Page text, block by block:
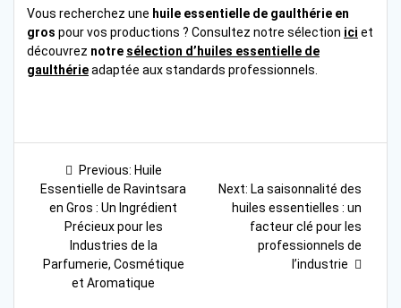
Vous recherchez une huile essentielle de gaulthérie en
gros pour vos productions ? Consultez notre sélection ici et
découvrez notre sélection d’huiles essentielle de
gaulthérieadaptée aux standards professionnels.
Navigation
de
l’article
Previous: Previous
post:
Huile
Essentielle de Ravintsara
en Gros : Un Ingrédient
Précieux pour les
Industries de la
Parfumerie, Cosmétique
et Aromatique
Next: Next
post:
La saisonnalité des
huiles essentielles : un
facteur clé pour les
professionnels de
l’industrie